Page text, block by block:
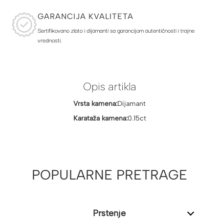
GARANCIJA KVALITETA
Sertifikovano zlato i dijamanti sa garancijom autentičnosti i trajne
vrednosti.
Opis artikla
Vrsta kamena:Dijamant
Karataža kamena:0.15ct
POPULARNE PRETRAGE
Prstenje